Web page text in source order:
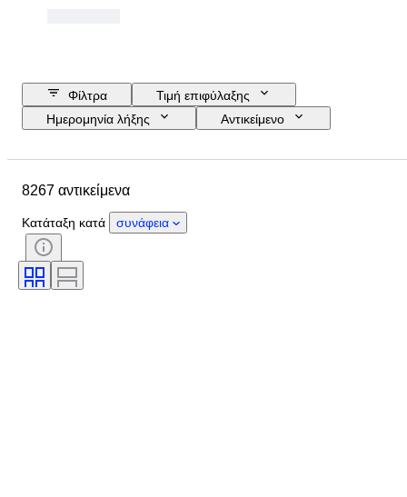
Φίλτρα
Τιμή επιφύλαξης
Ημερομηνία λήξης
Αντικείμενο
Τοποθεσία
Χρώμα
Πωλείται από
8267 αντικείμενα
Κατάταξη κατά συνάφεια